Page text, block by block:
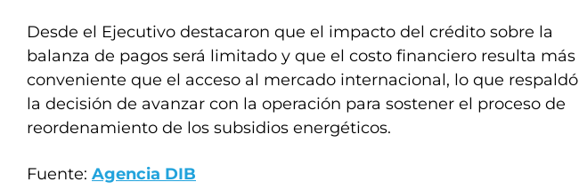
Desde el Ejecutivo destacaron que el impacto del crédito sobre la
balanza de pagos será limitado y que el costo financiero resulta más
conveniente que el acceso al mercado internacional, lo que respaldó
la decisión de avanzar con la operación para sostener el proceso de
reordenamiento de los subsidios energéticos.
Fuente: Agencia DIB